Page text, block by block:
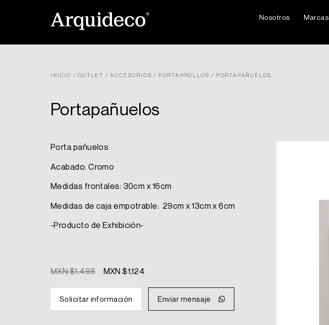
Nosotros Marcas
INICIO /OUTLET /ACCESORIOS / PORTARROLLOS / PORTAPAÑUELOS
Portapañuelos
Porta pañuelos
Acabado: Cromo
Medidas frontales: 30cm x 16cm
Medidas de caja empotrable: 29cm x 13cm x 6cm
-Producto de Exhibición-
MXN $1,498
Original
MXN
MXN $1,124
Current
MXN
Solicitar información Enviar mensaje